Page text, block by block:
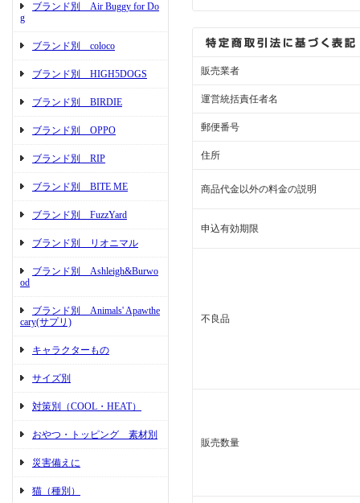
ブランド別 Air Buggy for Do
g
ブランド別 coloco
ブランド別 HIGH5DOGS
ブランド別 BIRDIE
ブランド別 OPPO
ブランド別 RIP
ブランド別 BITE ME
ブランド別 FuzzYard
ブランド別 リオニマル
ブランド別 Ashleigh&Burwo
od
ブランド別 Animals' Apawthe
cary(サプリ)
キャラクターもの
サイズ別
対策別（COOL・HEAT）
おやつ・トッピング 素材別
災害備えに
猫（種別）
販売業者
運営統括責任者名
郵便番号
住所
商品代金以外の料金の説明
申込有効期限
不良品
販売数量